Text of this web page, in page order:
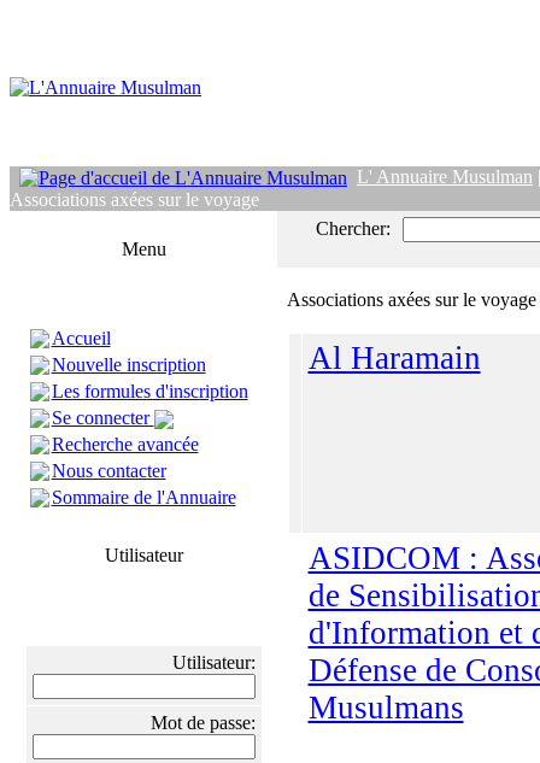
L' Annuaire Musulman
Associations axées sur le voyage
Menu
Accueil
Nouvelle inscription
Les formules d'inscription
Se connecter
Recherche avancée
Nous contacter
Sommaire de l'Annuaire
Utilisateur
Utilisateur:
Mot de passe:
Chercher:
Associations axées sur le voyage
Al Haramain
ASIDCOM :
de
d'Information et
Défense de
Musulmans